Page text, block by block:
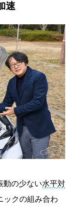
速
動の少ない水平対
ックの組み合わ